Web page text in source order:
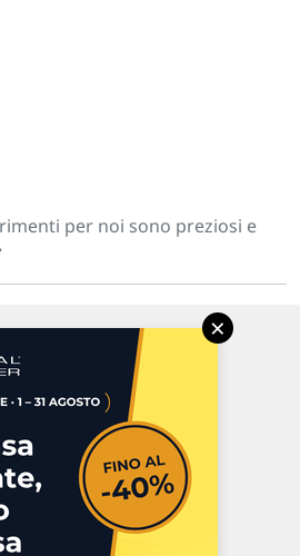
per noi sono preziosi e
47923 Rimini
02 452 460 401
Chi siamo
e segnalazioni
×